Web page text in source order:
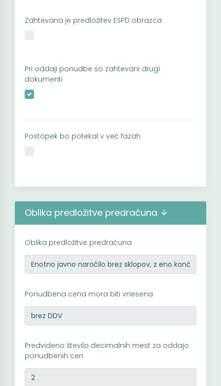
Zahtevana je predložitev ESPD obrazca
Pri oddaji ponudbe so zahtevani drugi
dokumenti
Postopek bo potekal v več fazah
Oblika predložitve predračuna
Oblika predložitve predračuna
Ponudbena cena mora biti vnesena
Predvideno število decimalnih mest za oddajo
ponudbenih cen